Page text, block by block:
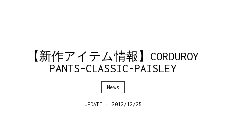
【新作アイテム情報】CORDUROY
PANTS-CLASSIC-PAISLEY
News
UPDATE : 2012/12/25